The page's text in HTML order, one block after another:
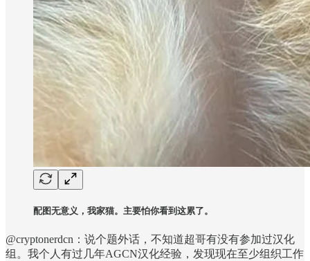
配图无意义，我家猫。主要怕你看到这累了。
@cryptonerdcn：说个题外话，不知道超哥有没有参加过汉化
组。我个人有过几年AGCN汉化经验，发现现在至少组织工作